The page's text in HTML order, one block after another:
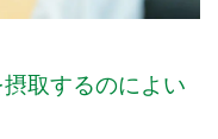
取するのによい